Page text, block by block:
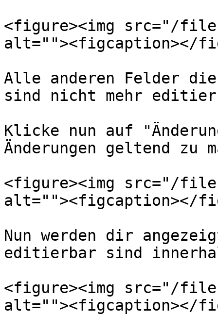
<figure><img src="/files/
alt=""><figcaption></
Alle anderen Felder
sind nicht mehr
Klicke nun auf
Änderungen geltend zu
<figure><img src="/files/
alt=""><figcaption></
Nun werden dir
editierbar sind
<figure><img src="/